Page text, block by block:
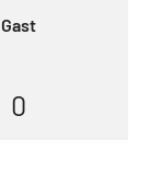
Gast
0